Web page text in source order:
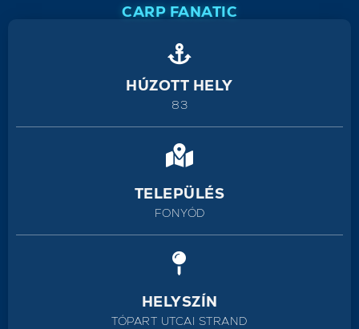
CARP FANATIC
HÚZOTT HELY
83
TELEPÜLÉS
FONYÓD
HELYSZÍN
TÓPART UTCAI STRAND